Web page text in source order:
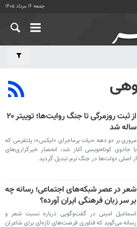
جمعه ۱۶ مرداد ۱۴۰۵
از ثبت روزمرگی تا جنگ روایت‌ها؛ توییتر ۲۰
ساله شد
مروری بر دو دهه حیات پرماجرای «ایکس»؛ پلتفرمی که
با جادوی کوتاه‌نویسی آغاز شد، انحصار خبرگزاری‌های
اصلی دولت‌ها در جنگ نرم تبدیل گردید.
شعر در عصر شبکه‌های اجتماعی؛ رسانه چه
بر سر زبان فرهنگی ایران آورده؟
اسماعیل امینی در گفت‌وگویی درباره نسبت شعر و
رسانه می‌گوید که فناوری فرصت‌های تازه‌ای برای شاعران